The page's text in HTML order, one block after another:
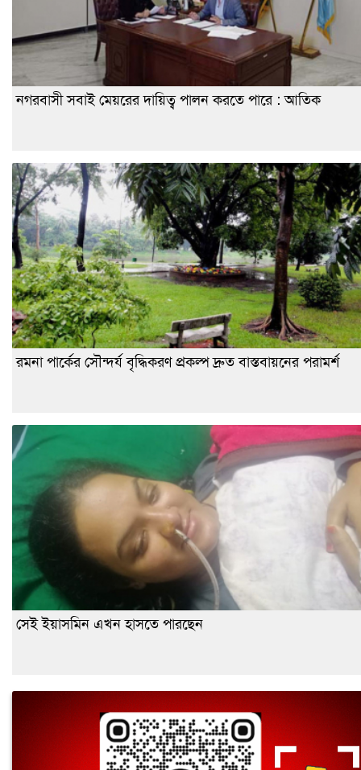
নগরবাসী সবাই মেয়রের দায়িত্ব পালন করতে পারে : আতিক
রমনা পার্কের সৌন্দর্য বৃদ্ধিকরণ প্রকল্প দ্রুত বাস্তবায়নের পরামর্শ
সেই ইয়াসমিন এখন হাসতে পারছেন